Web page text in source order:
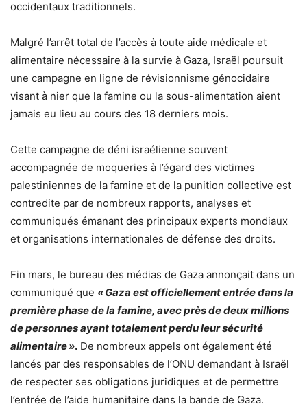
occidentaux traditionnels.
Malgré l’arrêt total de l’accès à toute aide médicale et
alimentaire nécessaire à la survie à Gaza, Israël poursuit
une campagne en ligne de révisionnisme génocidaire
visant à nier que la famine ou la sous-alimentation aient
jamais eu lieu au cours des 18 derniers mois.
Cette campagne de déni israélienne souvent
accompagnée de moqueries à l’égard des victimes
palestiniennes de la famine et de la punition collective est
contredite par de nombreux rapports, analyses et
communiqués émanant des principaux experts mondiaux
et organisations internationales de défense des droits.
Fin mars, le bureau des médias de Gaza annonçait dans un
communiqué que « Gaza est officiellement entrée dans la
première phase de la famine, avec près de deux millions
de personnes ayant totalement perdu leur sécurité
alimentaire ». De nombreux appels ont également été
lancés par des responsables de l’ONU demandant à Israël
de respecter ses obligations juridiques et de permettre
l’entrée de l’aide humanitaire dans la bande de Gaza.